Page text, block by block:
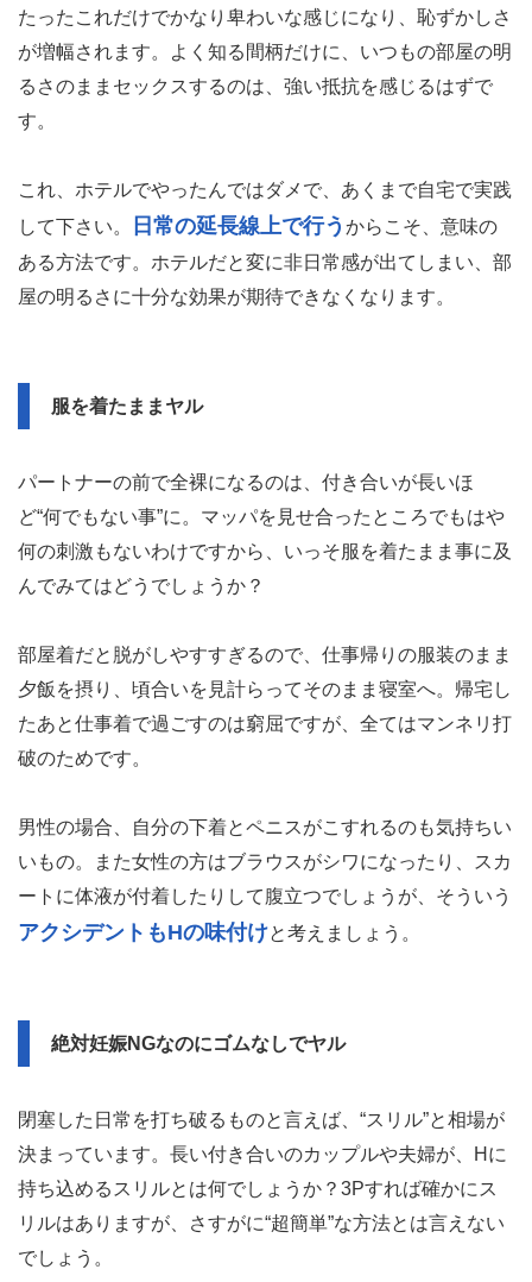
たったこれだけでかなり卑わいな感じになり、恥ずかしさ
が増幅されます。よく知る間柄だけに、いつもの部屋の明
るさのままセックスするのは、強い抵抗を感じるはずで
す。
これ、ホテルでやったんではダメで、あくまで自宅で実践
して下さい。
日常の延長線上で行う からこそ、意味の
ある方法です。ホテルだと変に非日常感が出てしまい、部
屋の明るさに十分な効果が期待できなくなります。
服を着たままヤル
パートナーの前で全裸になるのは、付き合いが長いほ
ど“何でもない事”に。マッパを見せ合ったところでもはや
何の刺激もないわけですから、いっそ服を着たまま事に及
んでみてはどうでしょうか？
部屋着だと脱がしやすすぎるので、仕事帰りの服装のまま
夕飯を摂り、頃合いを見計らってそのまま寝室へ。帰宅し
たあと仕事着で過ごすのは窮屈ですが、全てはマンネリ打
破のためです。
男性の場合、自分の下着とペニスがこすれるのも気持ちい
いもの。また女性の方はブラウスがシワになったり、スカ
ートに体液が付着したりして腹立つでしょうが、そういう
アクシデントもHの味付けと考えましょう。
絶対妊娠NGなのにゴムなしでヤル
閉塞した日常を打ち破るものと言えば、“スリル”と相場が
決まっています。長い付き合いのカップルや夫婦が、Hに
持ち込めるスリルとは何でしょうか？3Pすれば確かにス
リルはありますが、さすがに“超簡単”な方法とは言えない
でしょう。